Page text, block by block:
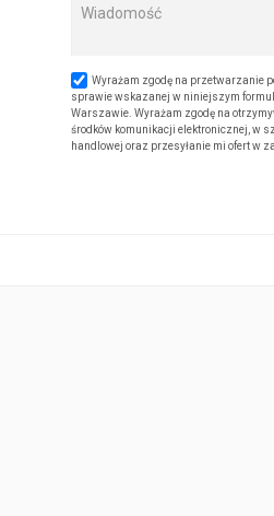
Wyrażam zgodę na przetwarzanie
sprawie wskazanej w niniejszym
Warszawie. Wyrażam zgodę na
środków komunikacji elektronicznej, w
handlowej oraz przesyłanie mi ofert w